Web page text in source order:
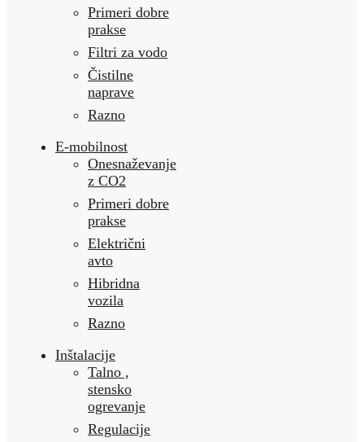
Primeri dobre
prakse
Filtri za vodo
Čistilne
naprave
Razno
E-mobilnost
Onesnaževanje
z CO2
Primeri dobre
prakse
Električni
avto
Hibridna
vozila
Razno
Inštalacije
Talno ,
stensko
ogrevanje
Regulacije